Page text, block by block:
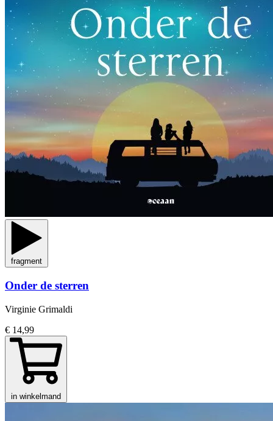
fragment
Onder de sterren
Virginie Grimaldi
€ 14,99
in winkelmand